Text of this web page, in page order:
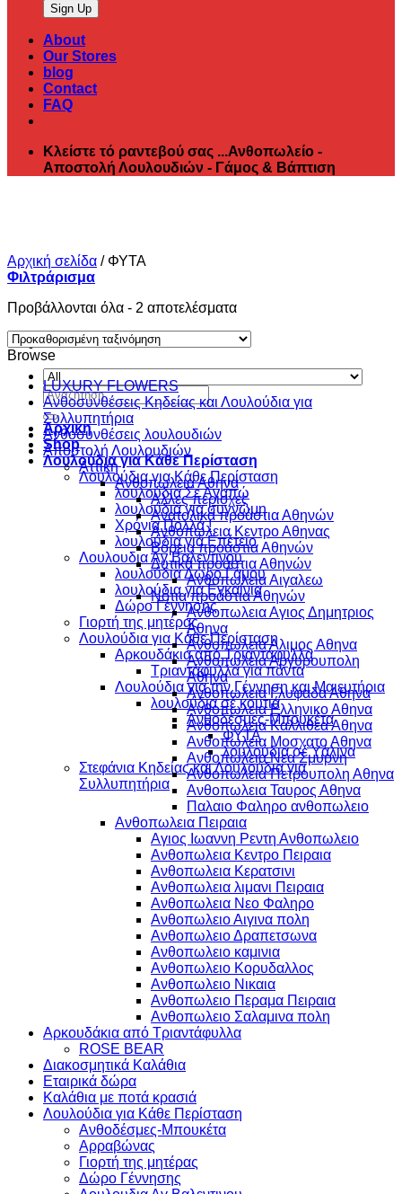
About
Our Stores
blog
Contact
FAQ
Κλείστε τό ραντεβού σας ...Ανθοπωλείο -
Αποστολή Λουλουδιών - Γάμος & Βάπτιση
Αναζήτηση
για:
Αρχικη
Shop
Λουλούδια για Κάθε Περίσταση
Λουλούδια για Κάθε Περίσταση
λουλούδια Σε Αγαπώ
λουλούδια για συγνώμη
Χρόνια Πολλά !
λουλούδια γιά Επέτειο
Λουλουδια Αγ Βαλεντινου
λουλούδια Δώρο Γάμου
λουλούδια για Εγκαίνια
Δώρο Γέννησης
Γιορτή της μητέρας
Λουλούδια για Κάθε Περίσταση
Αρκουδάκια από Τριαντάφυλλα
Τριαντάφυλλα για πάντα
Λουλούδια για την Γέννηση και Μαιευτήρια
λουλούδια σέ κουτιά
Ανθοδέσμες-Μπουκέτα
ΦΥΤΑ
λουλούδια σέ Υάλινα
Στεφάνια Κηδείας και Λουλούδια για
Συλλυπητήρια
Αρχική σελίδα /ΦΥΤΑ
Φιλτράρισμα
Προβάλλονται όλα - 2 αποτελέσματα
Browse
LUXURY FLOWERS
Ανθοσυνθέσεις Κηδείας και Λουλούδια για
Συλλυπητήρια
Ανθοσυνθέσεις λουλουδιών
Αποστολή Λουλουδιών
Αττικη
Ανθοπωλεια Αθηνα
Αλλες περιοχες
Ανατολικά προάστια Αθηνών
Ανθοπωλεια Κεντρο Αθηνας
Βόρεια προάστια Αθηνών
Δυτικά προάστια Αθηνών
Ανθοπωλεια Αιγαλεω
Νότια προάστια Αθηνών
Ανθοπωλεια Αγιος Δημητριος
Αθηνα
Ανθοπωλεια Αλιμος Αθηνα
Ανθοπωλεια Αργυρουπολη
Αθηνα
Ανθοπωλεια Γλυφαδα Αθηνα
Ανθοπωλεια Ελληνικο Αθηνα
Ανθοπωλεια Καλλιθεα Αθηνα
Ανθοπωλεια Μοσχατο Αθηνα
Ανθοπωλεια Νεα Σμυρνη
Ανθοπωλεια Πετρουπολη Αθηνα
Ανθοπωλεια Ταυρος Αθηνα
Παλαιο Φαληρο ανθοπωλειο
Ανθοπωλεια Πειραια
Αγιος Ιωαννη Ρεντη Ανθοπωλειο
Ανθοπωλεια Κεντρο Πειραια
Ανθοπωλεια Κερατσινι
Ανθοπωλεια λιμανι Πειραια
Ανθοπωλεια Νεο Φαληρο
Ανθοπωλειο Αιγινα πολη
Ανθοπωλειο Δραπετσωνα
Ανθοπωλειο καμινια
Ανθοπωλειο Κορυδαλλος
Ανθοπωλειο Νικαια
Ανθοπωλειο Περαμα Πειραια
Ανθοπωλειο Σαλαμινα πολη
Αρκουδάκια από Τριαντάφυλλα
ROSE BEAR
Διακοσμητικά Καλάθια
Εταιρικά δώρα
Καλάθια με ποτά κρασιά
Λουλούδια για Κάθε Περίσταση
Ανθοδέσμες-Μπουκέτα
Αρραβώνας
Γιορτή της μητέρας
Δώρο Γέννησης